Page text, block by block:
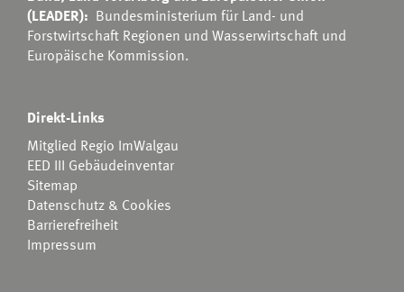
(LEADER): Bundesministerium für Land- und
Forstwirtschaft Regionen und Wasserwirtschaft und
Europäische Kommission.
Direkt-Links
Mitglied Regio ImWalgau
EED III Gebäudeinventar
Sitemap
Datenschutz & Cookies
Barrierefreiheit
Impressum